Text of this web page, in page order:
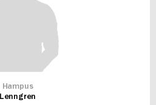
Hampus
Lenngren